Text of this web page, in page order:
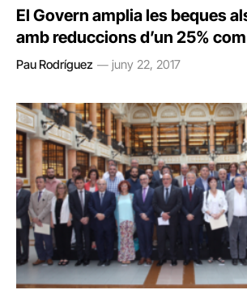
El Govern amplia les beques
amb reduccions d’un 25%
Pau Rodríguez juny 22, 2017